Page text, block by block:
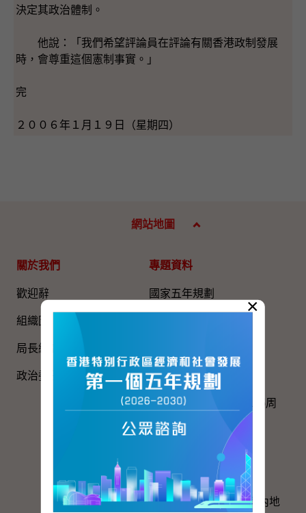
決定其政治體制。
他說：「我們希望評論員在評論有關香港政制發展
時，會尊重這個憲制事實。」
完
２００６年１月１９日（星期四）
網站地圖
關於我們
歡迎辭
組織圖​
局長網誌
政治委任官員的申報
專題資料
國家五年規劃
國旗、國徽、國歌
慶祝中國共產黨成立105周
年
粵港澳大灣區建設
與內地區域合作
香港特別行政區政府與內地
×